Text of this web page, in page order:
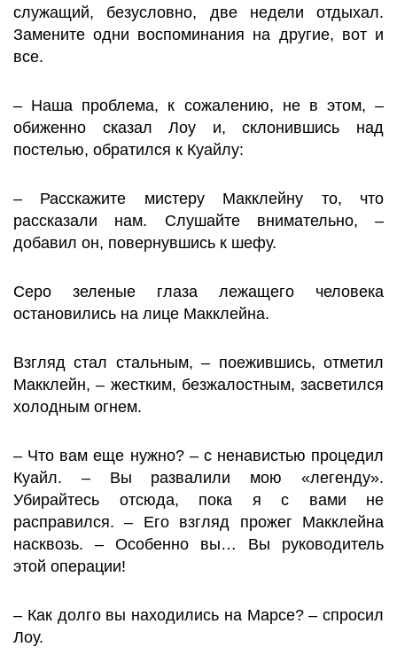
служащий, безусловно, две недели отдыхал.
Замените одни воспоминания на другие, вот и
все.
– Наша проблема, к сожалению, не в этом, –
обиженно сказал Лоу и, склонившись над
постелью, обратился к Куайлу:
– Расскажите мистеру Макклейну то, что
рассказали нам. Слушайте внимательно, –
добавил он, повернувшись к шефу.
Серо зеленые глаза лежащего человека
остановились на лице Макклейна.
Взгляд стал стальным, – поежившись, отметил
Макклейн, – жестким, безжалостным, засветился
холодным огнем.
– Что вам еще нужно? – с ненавистью процедил
Куайл. – Вы развалили мою «легенду».
Убирайтесь отсюда, пока я с вами не
расправился. – Его взгляд прожег Макклейна
насквозь. – Особенно вы… Вы руководитель
этой операции!
– Как долго вы находились на Марсе? – спросил
Лоу.